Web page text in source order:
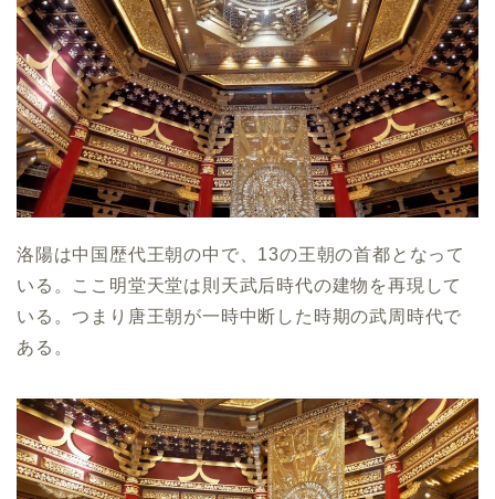
洛陽は中国歴代王朝の中で、13の王朝の首都となって
いる。ここ明堂天堂は則天武后時代の建物を再現して
いる。つまり唐王朝が一時中断した時期の武周時代で
ある。